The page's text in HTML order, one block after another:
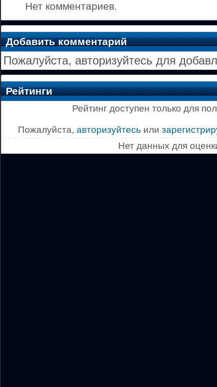
Нет комментариев.
Добавить комментарий
Пожалуйста, авторизуйтесь для
Рейтинги
Рейтинг доступен только для
Пожалуйста, авторизуйтесь или
Нет данных для